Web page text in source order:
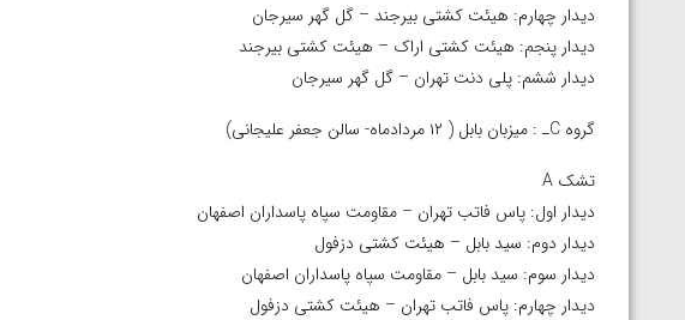
دیدار چهارم: هیئت کشتی بیرجند – گل گهر سیرجان
دیدار پنجم: هیئت کشتی اراک – هیئت کشتی بیرجند
دیدار ششم: پلی دنت تهران – گل گهر سیرجان
گروه Cـ : میزبان بابل ( ۱۲ مردادماه- سالن جعفر علیجانی)
تشک A
دیدار اول: پاس فاتب تهران – مقاومت سپاه پاسداران اصفهان
دیدار دوم: سید بابل – هیئت کشتی دزفول
دیدار سوم: سید بابل – مقاومت سپاه پاسداران اصفهان
دیدار چهارم: پاس فاتب تهران – هیئت کشتی دزفول